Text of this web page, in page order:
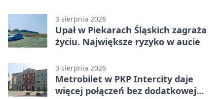
3 sierpnia 2026
Upał w Piekarach Śląskich zagraża
życiu. Największe ryzyko w aucie
3 sierpnia 2026
Metrobilet w PKP Intercity daje
więcej połączeń bez dodatkowej